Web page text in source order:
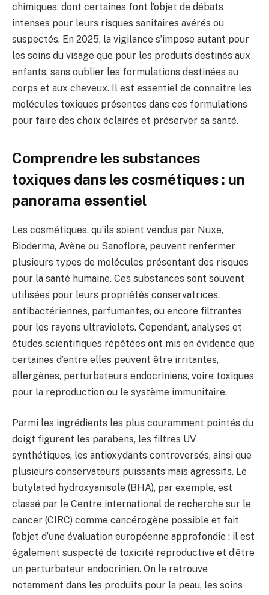
chimiques, dont certaines font l’objet de débats
intenses pour leurs risques sanitaires avérés ou
suspectés. En 2025, la vigilance s’impose autant pour
les soins du visage que pour les produits destinés aux
enfants, sans oublier les formulations destinées au
corps et aux cheveux. Il est essentiel de connaître les
molécules toxiques présentes dans ces formulations
pour faire des choix éclairés et préserver sa santé.
Comprendre les substances
toxiques dans les cosmétiques : un
panorama essentiel
Les cosmétiques, qu’ils soient vendus par Nuxe,
Bioderma, Avène ou Sanoflore, peuvent renfermer
plusieurs types de molécules présentant des risques
pour la santé humaine. Ces substances sont souvent
utilisées pour leurs propriétés conservatrices,
antibactériennes, parfumantes, ou encore filtrantes
pour les rayons ultraviolets. Cependant, analyses et
études scientifiques répétées ont mis en évidence que
certaines d’entre elles peuvent être irritantes,
allergènes, perturbateurs endocriniens, voire toxiques
pour la reproduction ou le système immunitaire.
Parmi les ingrédients les plus couramment pointés du
doigt figurent les parabens, les filtres UV
synthétiques, les antioxydants controversés, ainsi que
plusieurs conservateurs puissants mais agressifs. Le
butylated hydroxyanisole (BHA), par exemple, est
classé par le Centre international de recherche sur le
cancer (CIRC) comme cancérogène possible et fait
l’objet d’une évaluation européenne approfondie : il est
également suspecté de toxicité reproductive et d’être
un perturbateur endocrinien. On le retrouve
notamment dans les produits pour la peau, les soins